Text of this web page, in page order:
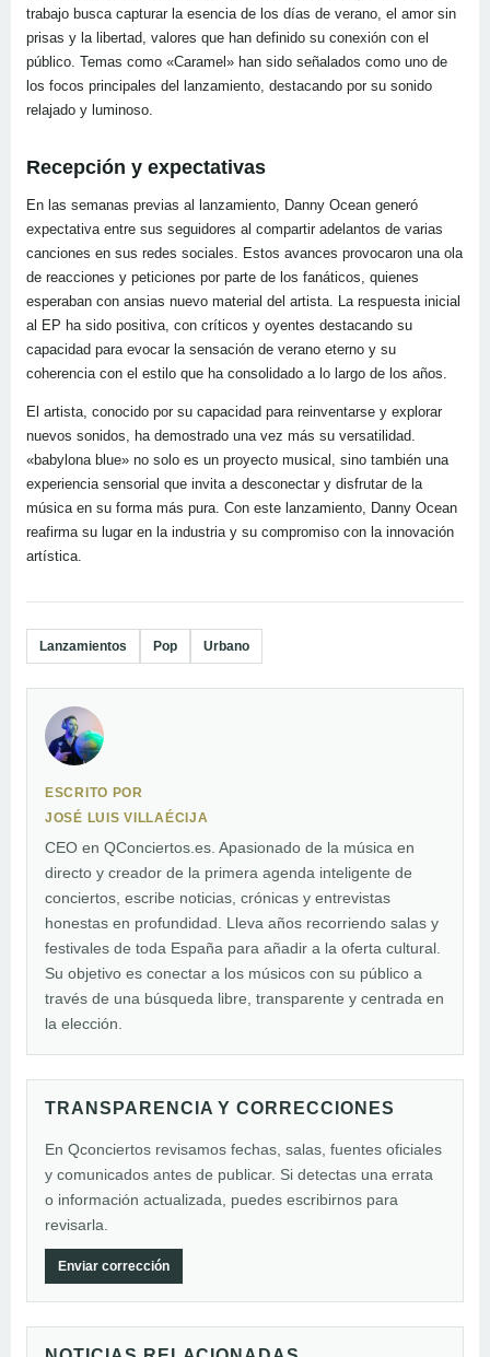
trabajo busca capturar la esencia de los días de verano, el amor sin
prisas y la libertad, valores que han definido su conexión con el
público. Temas como «Caramel» han sido señalados como uno de
los focos principales del lanzamiento, destacando por su sonido
relajado y luminoso.
Recepción y expectativas
En las semanas previas al lanzamiento, Danny Ocean generó
expectativa entre sus seguidores al compartir adelantos de varias
canciones en sus redes sociales. Estos avances provocaron una ola
de reacciones y peticiones por parte de los fanáticos, quienes
esperaban con ansias nuevo material del artista. La respuesta inicial
al EP ha sido positiva, con críticos y oyentes destacando su
capacidad para evocar la sensación de verano eterno y su
coherencia con el estilo que ha consolidado a lo largo de los años.
El artista, conocido por su capacidad para reinventarse y explorar
nuevos sonidos, ha demostrado una vez más su versatilidad.
«babylona blue» no solo es un proyecto musical, sino también una
experiencia sensorial que invita a desconectar y disfrutar de la
música en su forma más pura. Con este lanzamiento, Danny Ocean
reafirma su lugar en la industria y su compromiso con la innovación
artística.
Lanzamientos Pop Urbano
ESCRITO POR
JOSÉ LUIS VILLAÉCIJA
CEO en QConciertos.es. Apasionado de la música en
directo y creador de la primera agenda inteligente de
conciertos, escribe noticias, crónicas y entrevistas
honestas en profundidad. Lleva años recorriendo salas y
festivales de toda España para añadir a la oferta cultural.
Su objetivo es conectar a los músicos con su público a
través de una búsqueda libre, transparente y centrada en
la elección.
TRANSPARENCIA Y CORRECCIONES
En Qconciertos revisamos fechas, salas, fuentes oficiales
y comunicados antes de publicar. Si detectas una errata
o información actualizada, puedes escribirnos para
revisarla.
Enviar corrección